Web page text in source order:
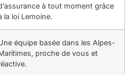
à tout moment grâce
la loi Lemoine.
équipe basée dans les Alpes-
proche de vous et